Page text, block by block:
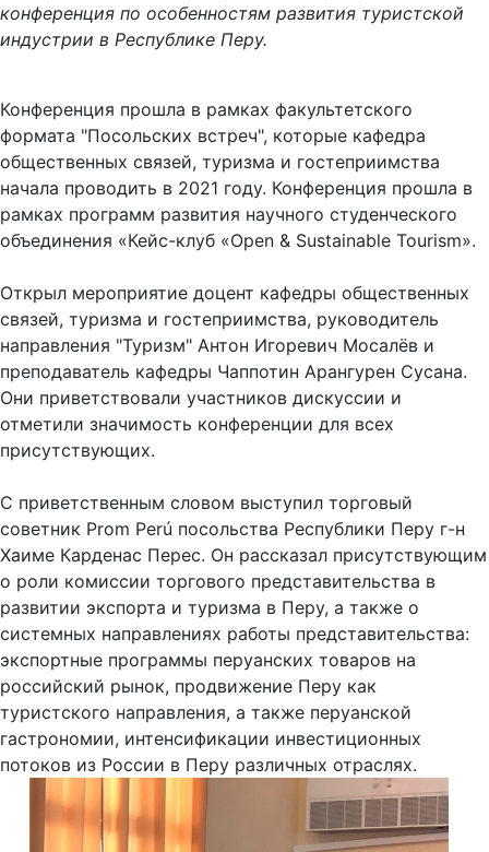
конференция по особенностям развития туристской
индустрии в Республике Перу.
Конференция прошла в рамках факультетского
формата "Посольских встреч", которые кафедра
общественных связей, туризма и гостеприимства
начала проводить в 2021 году. Конференция прошла в
рамках программ развития научного студенческого
объединения «Кейс-клуб «Open & Sustainable Tourism».
Открыл мероприятие доцент кафедры общественных
связей, туризма и гостеприимства, руководитель
направления "Туризм" Антон Игоревич Мосалёв и
преподаватель кафедры Чаппотин Арангурен Сусана.
Они приветствовали участников дискуссии и
отметили значимость конференции для всех
присутствующих.
С приветственным словом выступил торговый
советник Prom Perú посольства Республики Перу г-н
Хаиме Карденас Перес. Он рассказал присутствующим
о роли комиссии торгового представительства в
развитии экспорта и туризма в Перу, а также о
системных направлениях работы представительства:
экспортные программы перуанских товаров на
российский рынок, продвижение Перу как
туристского направления, а также перуанской
гастрономии, интенсификации инвестиционных
потоков из России в Перу различных отраслях.